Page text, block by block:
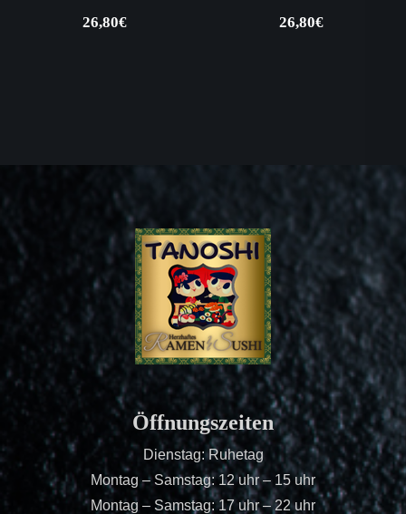
26,80€ 26,80€
Öffnungszeiten
Dienstag: Ruhetag
Montag – Samstag: 12 uhr – 15 uhr
Montag – Samstag: 17 uhr – 22 uhr